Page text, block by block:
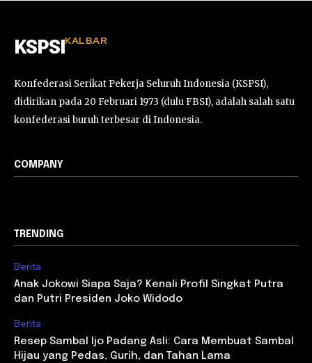
KSPSI KALBAR
Konfederasi Serikat Pekerja Seluruh Indonesia (KSPSI),
didirikan pada 20 Februari 1973 (dulu FBSI), adalah salah satu
konfederasi buruh terbesar di Indonesia.
COMPANY
TRENDING
Berita
Anak Jokowi Siapa Saja? Kenali Profil Singkat Putra
dan Putri Presiden Joko Widodo
Berita
Resep Sambal Ijo Padang Asli: Cara Membuat Sambal
Hijau yang Pedas, Gurih, dan Tahan Lama